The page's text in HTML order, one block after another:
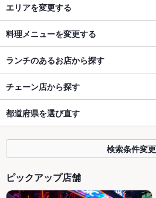
エリアを変更する
料理メニューを変更する
ランチのあるお店から探す
チェーン店から探す
都道府県を選び直す
検索条件変更
ピックアップ店舗